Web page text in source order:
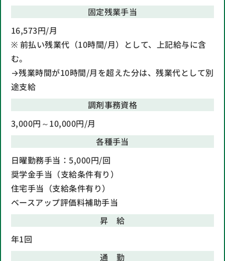
固定残業手当
16,573円/月
※ 前払い残業代（10時間/月）として、上記給与に含
む。
→残業時間が10時間/月を超えた分は、残業代として別
途支給
調剤事務資格
3,000円～10,000円/月
各種手当
日曜勤務手当：5,000円/回
奨学金手当（支給条件有り）
住宅手当（支給条件有り）
ベースアップ評価料補助手当
昇 給
年1回
通 勤